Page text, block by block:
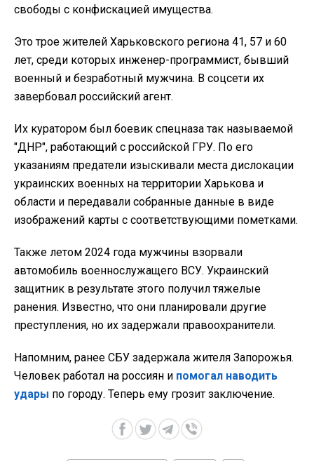
свободы с конфискацией имущества.
Это трое жителей Харьковского региона 41, 57 и 60
лет, среди которых инженер-программист, бывший
военный и безработный мужчина. В соцсети их
завербовал российский агент.
Их куратором был боевик спецназа так называемой
"ДНР", работающий с российской ГРУ. По его
указаниям предатели изыскивали места дислокации
украинских военных на территории Харькова и
области и передавали собранные данные в виде
изображений карты с соответствующими пометками.
Также летом 2024 года мужчины взорвали
автомобиль военнослужащего ВСУ. Украинский
защитник в результате этого получил тяжелые
ранения. Известно, что они планировали другие
преступления, но их задержали правоохранители.
Напомним, ранее СБУ задержала жителя Запорожья.
Человек работал на россиян и помогал наводить
удары по городу. Теперь ему грозит заключение.